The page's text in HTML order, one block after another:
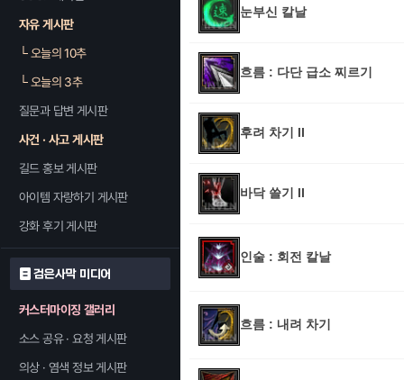
자유 게시판
└오늘의 10추
└오늘의 3추
질문과 답변 게시판
사건 · 사고 게시판
길드 홍보 게시판
아이템 자랑하기 게시판
강화 후기 게시판
검은사막 미디어
커스터마이징 갤러리
소스 공유 · 요청 게시판
의상 · 염색 정보 게시판
눈부신 칼날
흐름 : 다단 급소 찌르기
후려 차기 II
바닥 쓸기 II
인술 : 회전 칼날
흐름 : 내려 차기